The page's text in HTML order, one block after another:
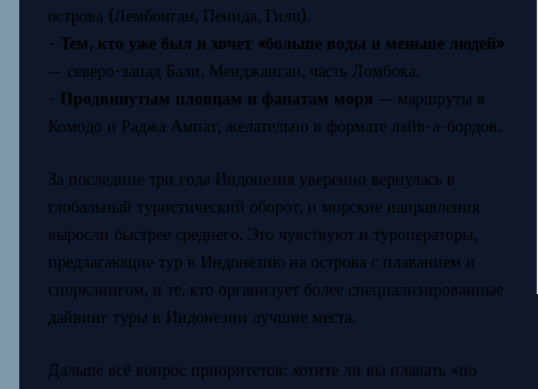
острова (Лембонган, Пенида, Гили).
- Тем, кто уже был и хочет «больше воды и меньше людей»
— северо-запад Бали, Менджанган, часть Ломбока.
- Продвинутым пловцам и фанатам моря — маршруты в
Комодо и Раджа Ампат, желательно в формате лайв-а-бордов.
За последние три года Индонезия уверенно вернулась в
глобальный туристический оборот, и морские направления
выросли быстрее среднего. Это чувствуют и туроператоры,
предлагающие тур в Индонезию на острова с плаванием и
снорклингом, и те, кто организует более специализированные
дайвинг туры в Индонезии лучшие места.
Дальше всё вопрос приоритетов: хотите ли вы плавать «по